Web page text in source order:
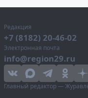
Редакция
+7 (8182) 20-46-02
Электронная почта
info@region29.ru
Главный редактор —